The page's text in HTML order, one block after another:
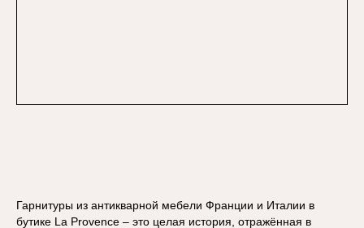
Гарнитуры из антикварной мебели Франции и Италии в
бутике La Provence – это целая история, отражённая в